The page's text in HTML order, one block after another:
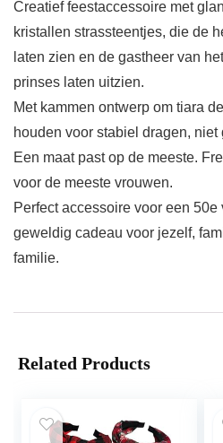
Creatief feestaccessoire met
kristallen strassteentjes, die de
laten zien en de gastheer van
prinses laten uitzien.
Met kammen ontwerp om tiara
houden voor stabiel dragen,
Een maat past op de meeste.
voor de meeste vrouwen.
Perfect accessoire voor een
geweldig cadeau voor jezelf,
familie.
Related Products